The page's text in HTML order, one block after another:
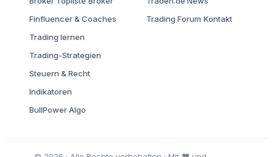
Finfluencer & Coaches
Trading lernen
Trading-Strategien
Steuern & Recht
Indikatoren
BullPower Algo
Trading Forum Kontakt